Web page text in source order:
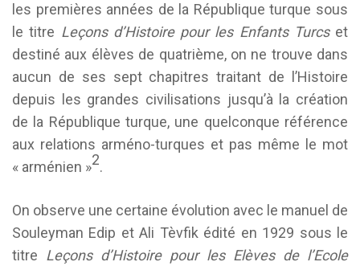
les premières années de la République turque sous
le titre Leçons d’Histoire pour les Enfants Turcset
destiné aux élèves de quatrième, on ne trouve dans
aucun de ses sept chapitres traitant de l’Histoire
depuis les grandes civilisations jusqu’à la création
de la République turque, une quelconque référence
aux relations arméno-turques et pas même le mot
« arménien »2.
On observe une certaine évolution avec le manuel de
Souleyman Edip et Ali Tèvfik édité en 1929 sous le
titre Leçons d’Histoire pour les Elèves de l’Ecole